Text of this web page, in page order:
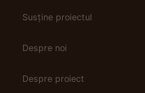
Susține proiectul
Despre noi
Despre proiect